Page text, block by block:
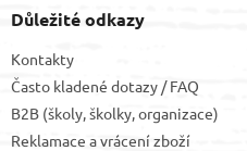
Důležité odkazy
Kontakty
Často kladené dotazy / FAQ
B2B (školy, školky, organizace)
Reklamace a vrácení zboží